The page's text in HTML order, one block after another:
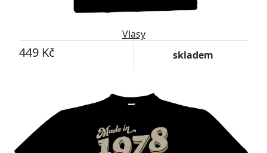
Vlasy
449 Kč skladem